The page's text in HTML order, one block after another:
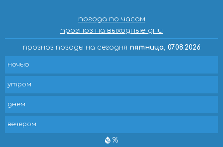
погода по часам
прогноз на выходные дни
прогноз погоды на сегодня пятница, 07.08.2026
ночью
утром
днем
вечером
%